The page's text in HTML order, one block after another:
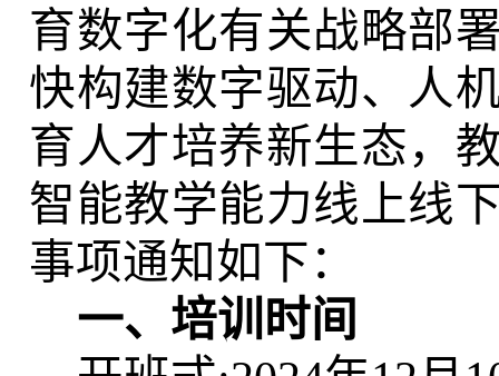
育数字化有关战略部
快构建数字驱动、人
育人才培养新生态，
智能教学能力线上线
事项通知如下：
一、培训时间